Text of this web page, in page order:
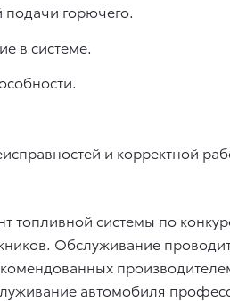
подачи горючего.
в системе.
и корректной
топливной системы по
Обслуживание
автомобиля